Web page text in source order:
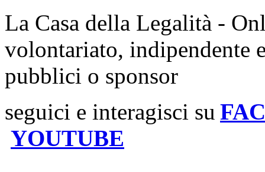
La Casa della Legalità -
volontariato, indipendente
pubblici o sponsor
seguici e interagisci su
YOUTUBE